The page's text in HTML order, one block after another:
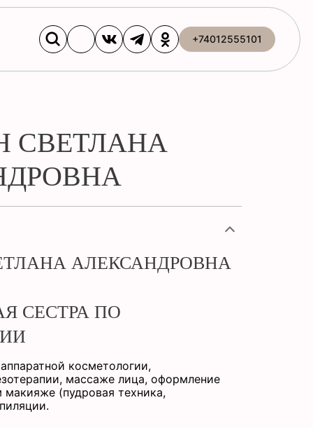
+74012555101
СВЕТЛАНА
АЛЕКСАНДРОВНА
СЕСТРА ПО
косметологии,
массаже лица, оформление
(пудровая техника,